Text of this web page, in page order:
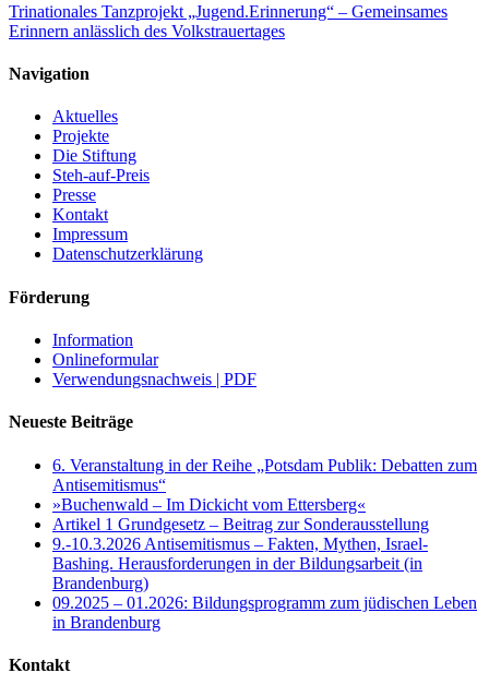
Trinationales Tanzprojekt „Jugend.Erinnerung“ – Gemeinsames
Erinnern anlässlich des Volkstrauertages
Navigation
Aktuelles
Projekte
Die Stiftung
Steh-auf-Preis
Presse
Kontakt
Impressum
Datenschutzerklärung
Förderung
Information
Onlineformular
Verwendungsnachweis | PDF
Neueste Beiträge
6. Veranstaltung in der Reihe „Potsdam Publik: Debatten zum
Antisemitismus“
»Buchenwald – Im Dickicht vom Ettersberg«
Artikel 1 Grundgesetz – Beitrag zur Sonderausstellung
9.-10.3.2026 Antisemitismus – Fakten, Mythen, Israel-
Bashing. Herausforderungen in der Bildungsarbeit (in
Brandenburg)
09.2025 – 01.2026: Bildungsprogramm zum jüdischen Leben
in Brandenburg
Kontakt